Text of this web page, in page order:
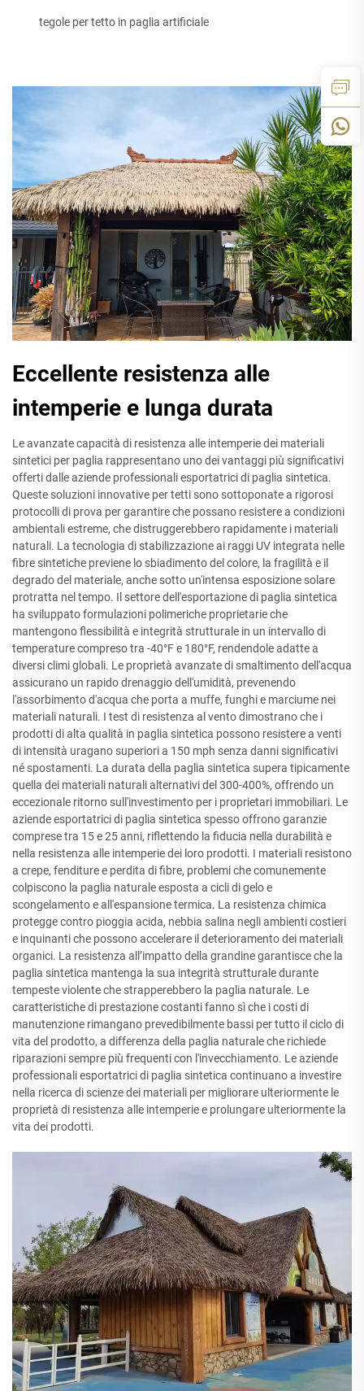
tegole per tetto in paglia artificiale
Eccellente resistenza alle
intemperie e lunga durata
Le avanzate capacità di resistenza alle intemperie dei materiali
sintetici per paglia rappresentano uno dei vantaggi più significativi
offerti dalle aziende professionali esportatrici di paglia sintetica.
Queste soluzioni innovative per tetti sono sottoponate a rigorosi
protocolli di prova per garantire che possano resistere a condizioni
ambientali estreme, che distruggerebbero rapidamente i materiali
naturali. La tecnologia di stabilizzazione ai raggi UV integrata nelle
fibre sintetiche previene lo sbiadimento del colore, la fragilità e il
degrado del materiale, anche sotto un'intensa esposizione solare
protratta nel tempo. Il settore dell'esportazione di paglia sintetica
ha sviluppato formulazioni polimeriche proprietarie che
mantengono flessibilità e integrità strutturale in un intervallo di
temperature compreso tra -40°F e 180°F, rendendole adatte a
diversi climi globali. Le proprietà avanzate di smaltimento dell'acqua
assicurano un rapido drenaggio dell'umidità, prevenendo
l'assorbimento d'acqua che porta a muffe, funghi e marciume nei
materiali naturali. I test di resistenza al vento dimostrano che i
prodotti di alta qualità in paglia sintetica possono resistere a venti
di intensità uragano superiori a 150 mph senza danni significativi
né spostamenti. La durata della paglia sintetica supera tipicamente
quella dei materiali naturali alternativi del 300-400%, offrendo un
eccezionale ritorno sull'investimento per i proprietari immobiliari. Le
aziende esportatrici di paglia sintetica spesso offrono garanzie
comprese tra 15 e 25 anni, riflettendo la fiducia nella durabilità e
nella resistenza alle intemperie dei loro prodotti. I materiali resistono
a crepe, fenditure e perdita di fibre, problemi che comunemente
colpiscono la paglia naturale esposta a cicli di gelo e
scongelamento e all'espansione termica. La resistenza chimica
protegge contro pioggia acida, nebbia salina negli ambienti costieri
e inquinanti che possono accelerare il deterioramento dei materiali
organici. La resistenza all’impatto della grandine garantisce che la
paglia sintetica mantenga la sua integrità strutturale durante
tempeste violente che strapperebbero la paglia naturale. Le
caratteristiche di prestazione costanti fanno sì che i costi di
manutenzione rimangano prevedibilmente bassi per tutto il ciclo di
vita del prodotto, a differenza della paglia naturale che richiede
riparazioni sempre più frequenti con l'invecchiamento. Le aziende
professionali esportatrici di paglia sintetica continuano a investire
nella ricerca di scienze dei materiali per migliorare ulteriormente le
proprietà di resistenza alle intemperie e prolungare ulteriormente la
vita dei prodotti.